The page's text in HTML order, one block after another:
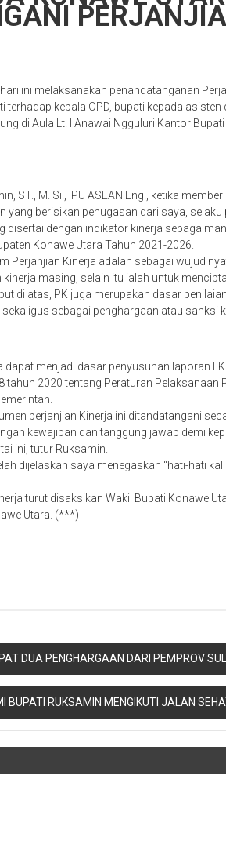
ini melaksanakan penandatanganan
kepala OPD, bupati kepada asisten
di Aula Lt. I Anawai Ngguluri Kantor
ST., M. Si., IPU ASEAN Eng., ketika
yang berisikan penugasan dari saya,
dengan indikator kinerja
Konawe Utara Tahun 2021-2026.
Perjanjian Kinerja adalah sebagai wujud
masing, selain itu ialah untuk
di atas, PK juga merupakan dasar
sebagai penghargaan atau sanksi
dapat menjadi dasar penyusunan laporan
2020 tentang Peraturan Pelaksanaan
perjanjian Kinerja ini ditandatangani
kewajiban dan tanggung jawab demi
ini, tutur Ruksamin.
dijelaskan saya menegaskan “hati-hati
turut disaksikan Wakil Bupati Konawe
Utara. (***)
DUA PENGHARGAAN DARI PEMPROV
BUPATI RUKSAMIN MENGIKUTI JALAN